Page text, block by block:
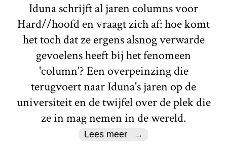
Iduna schrijft al jaren columns voor
Hard//hoofd en vraagt zich af: hoe komt
het toch dat ze ergens alsnog verwarde
gevoelens heeft bij het fenomeen
'column'? Een overpeinzing die
terugvoert naar Iduna's jaren op de
universiteit en de twijfel over de plek die
ze in mag nemen in de wereld.
Lees meer